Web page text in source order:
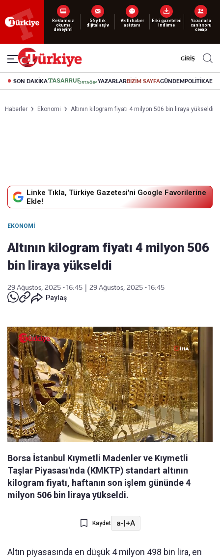
Reklamsız
okuma
deneyimi
56 yıllık
dijital arşiv
Akıllı haber
asistanı
Eski gazeteleri
indirme
Yazarlarla
canlı soru
cevap
GİRİŞ
SON DAKİKA YAZARLARBİZİM SAYFAGÜNDEMPOLİTİKA
Haberler Ekonomi Altının kilogram fiyatı 4 milyon 506 bin liraya yükseldi
Linke Tıkla, Türkiye Gazetesi'ni Google Favorilerine
Ekle!
EKONOMI
Altının kilogram fiyatı 4 milyon 506
bin liraya yükseldi
29 Ağustos, 2025 - 16:45
29 Ağustos, 2025 - 16:45
Paylaş
Borsa İstanbul Kıymetli Madenler ve Kıymetli
Taşlar Piyasası'nda (KMKTP) standart altının
kilogram fiyatı, haftanın son işlem gününde 4
milyon 506 bin liraya yükseldi.
Kaydet a-|+A
Altın piyasasında en düşük 4 milyon 498 bin lira, en